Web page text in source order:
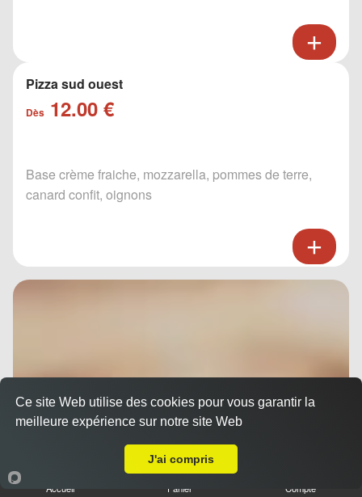
Pizza sud ouest
Dès 12.00 €
Base crème fraiche, mozzarella, pommes de terre,
canard confit, oignons
Accueil Panier Compte
Ce site Web utilise des cookies pour vous garantir la
meilleure expérience sur notre site Web
J'ai compris